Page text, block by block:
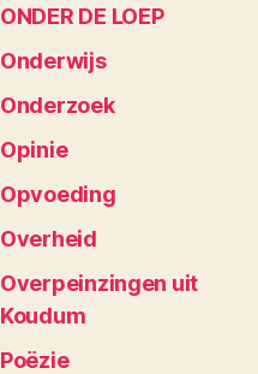
ONDER DE LOEP
Onderwijs
Onderzoek
Opinie
Opvoeding
Overheid
Overpeinzingen uit
Koudum
Poëzie